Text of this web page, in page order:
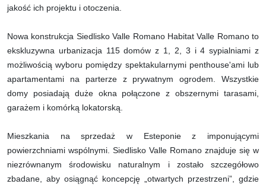
jakość ich projektu i otoczenia.
Nowa konstrukcja Siedlisko Valle Romano Habitat Valle Romano to
ekskluzywna urbanizacja 115 domów z 1, 2, 3 i 4 sypialniami z
możliwością wyboru pomiędzy spektakularnymi penthouse'ami lub
apartamentami na parterze z prywatnym ogrodem. Wszystkie
domy posiadają duże okna połączone z obszernymi tarasami,
garażem i komórką lokatorską.
Mieszkania na sprzedaż w Esteponie z imponującymi
powierzchniami wspólnymi. Siedlisko Valle Romano znajduje się w
niezrównanym środowisku naturalnym i zostało szczegółowo
zbadane, aby osiągnąć koncepcję „otwartych przestrzeni”, gdzie